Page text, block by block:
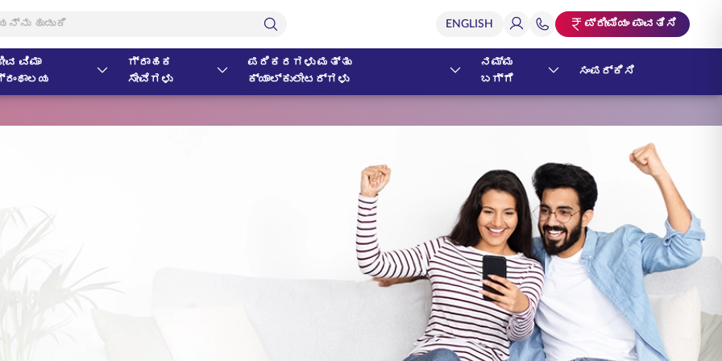
ಪ್ರೀಮಿಯಂ ಪಾವತಿಸಿ
ವಿಮಾ
ಗ್ರಾಹಕ
ಸೇವೆಗಳು
ಪರಿಕರಗಳು ಮತ್ತು
ಕ್ಯಾಲ್ಕುಲೇಟರ್‌ಗಳು
ನಮ್ಮ
ಬಗ್ಗೆ
ಸಂಪರ್ಕಿಸಿ